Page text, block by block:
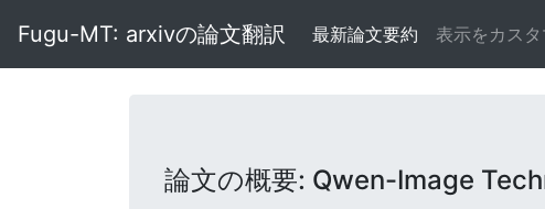
Fugu-MT: arxivの論文翻訳 最新論文要約 表示をカス
論文の概要: Qwen-Image